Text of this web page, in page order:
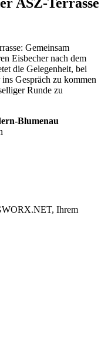
Gemeinsam
Eisbecher nach dem
die Gelegenheit, bei
Gespräch zu kommen
Runde zu
Blumenau
Ihrem